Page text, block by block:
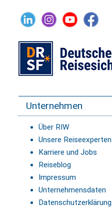
Unternehmen
Über RIW
Unsere Reiseexperten
Karriere und Jobs
Reiseblog
Impressum
Unternehmensdaten
Datenschutzerklärung